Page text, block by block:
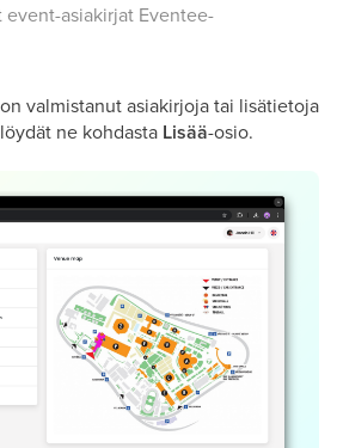
event-asiakirjat Eventee-
valmistanut asiakirjoja tai lisätietoja
ne kohdasta Lisää-osio.